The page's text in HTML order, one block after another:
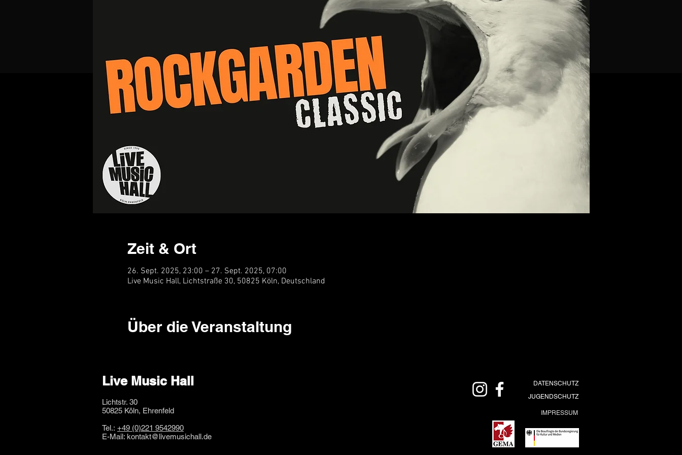
Zeit & Ort
26. Sept. 2025, 23:00 – 27. Sept. 2025, 07:00
Live Music Hall, Lichtstraße 30, 50825 Köln, Deutschland
Über die Veranstaltung
Live Music Hall
Lichtstr. 30
50825 Köln, Ehrenfeld
Tel.: +49 (0)221 9542990
E-Mail: kontakt@livemusichall.de
DATENSCHUTZ
JUGENDSCHUTZ
IMPRESSUM